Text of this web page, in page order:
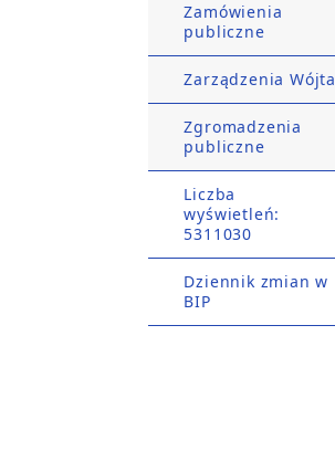
Zamówienia
publiczne
Zarządzenia Wójta
Zgromadzenia
publiczne
Liczba
wyświetleń:
5311030
Dziennik zmian w
BIP